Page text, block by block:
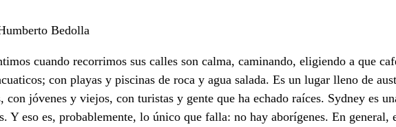
Bedolla
cuando recorrimos sus calles son calma, caminando, eligiendo a que
con playas y piscinas de roca y agua salada. Es un lugar lleno de
con jóvenes y viejos, con turistas y gente que ha echado raíces. Sydney es
Y eso es, probablemente, lo único que falla: no hay aborígenes. En general,